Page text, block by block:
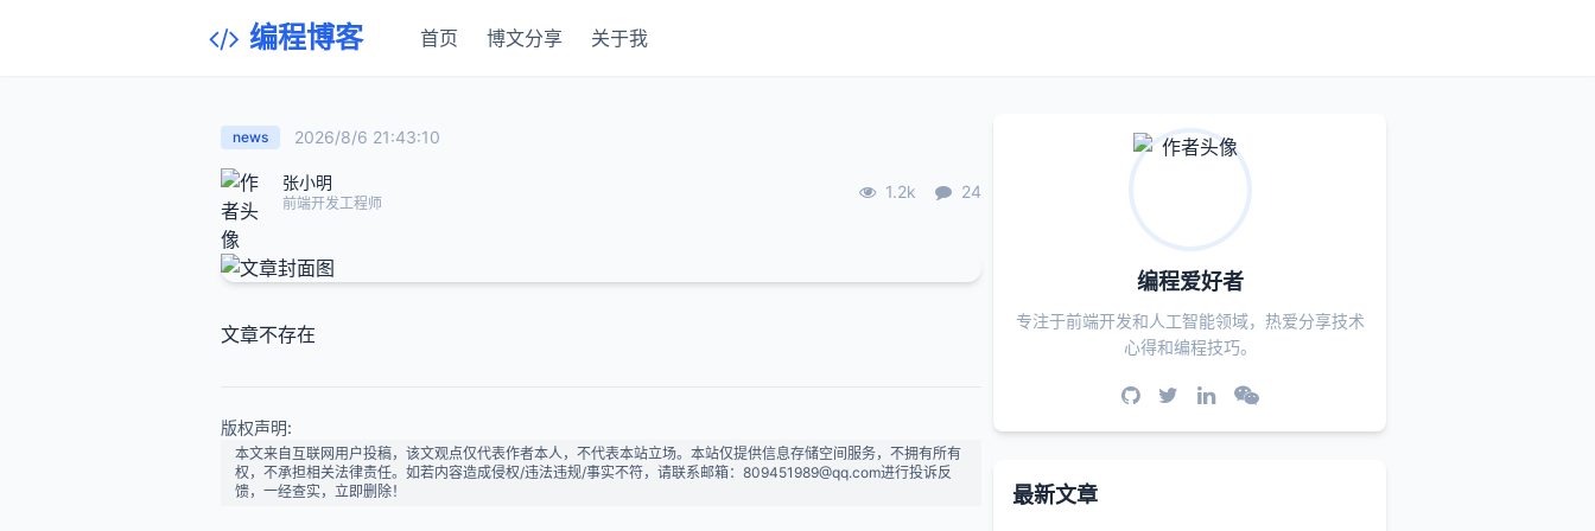
编程博客 首页 博文分享 关于我
news 2026/8/6 21:43:10
张小明
前端开发工程师
1.2k 24
文章不存在
版权声明:
本文来自互联网用户投稿，该文观点仅代表作者本人，不代表本站立场。本站仅提供信息存储空间服务，不拥有所有
权，不承担相关法律责任。如若内容造成侵权/违法违规/事实不符，请联系邮箱：809451989@qq.com进行投诉反
馈，一经查实，立即删除！
编程爱好者
专注于前端开发和人工智能领域，热爱分享技术
心得和编程技巧。
最新文章